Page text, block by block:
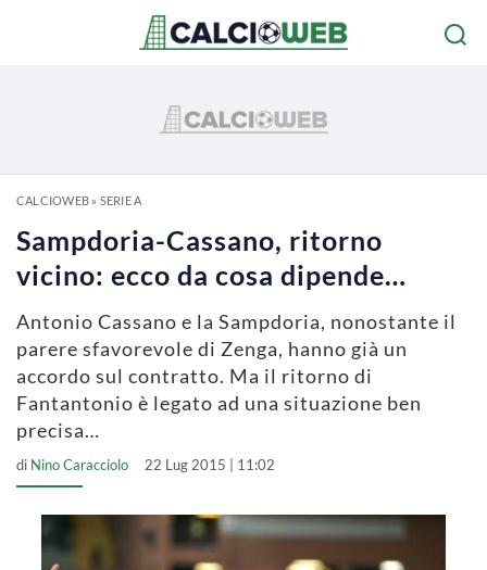
CALCIOWEB» SERIE A
Sampdoria-Cassano, ritorno
vicino: ecco da cosa dipende…
Antonio Cassano e la Sampdoria, nonostante il
parere sfavorevole di Zenga, hanno già un
accordo sul contratto. Ma il ritorno di
Fantantonio è legato ad una situazione ben
precisa…
di Nino Caracciolo 22 Lug 2015 | 11:02